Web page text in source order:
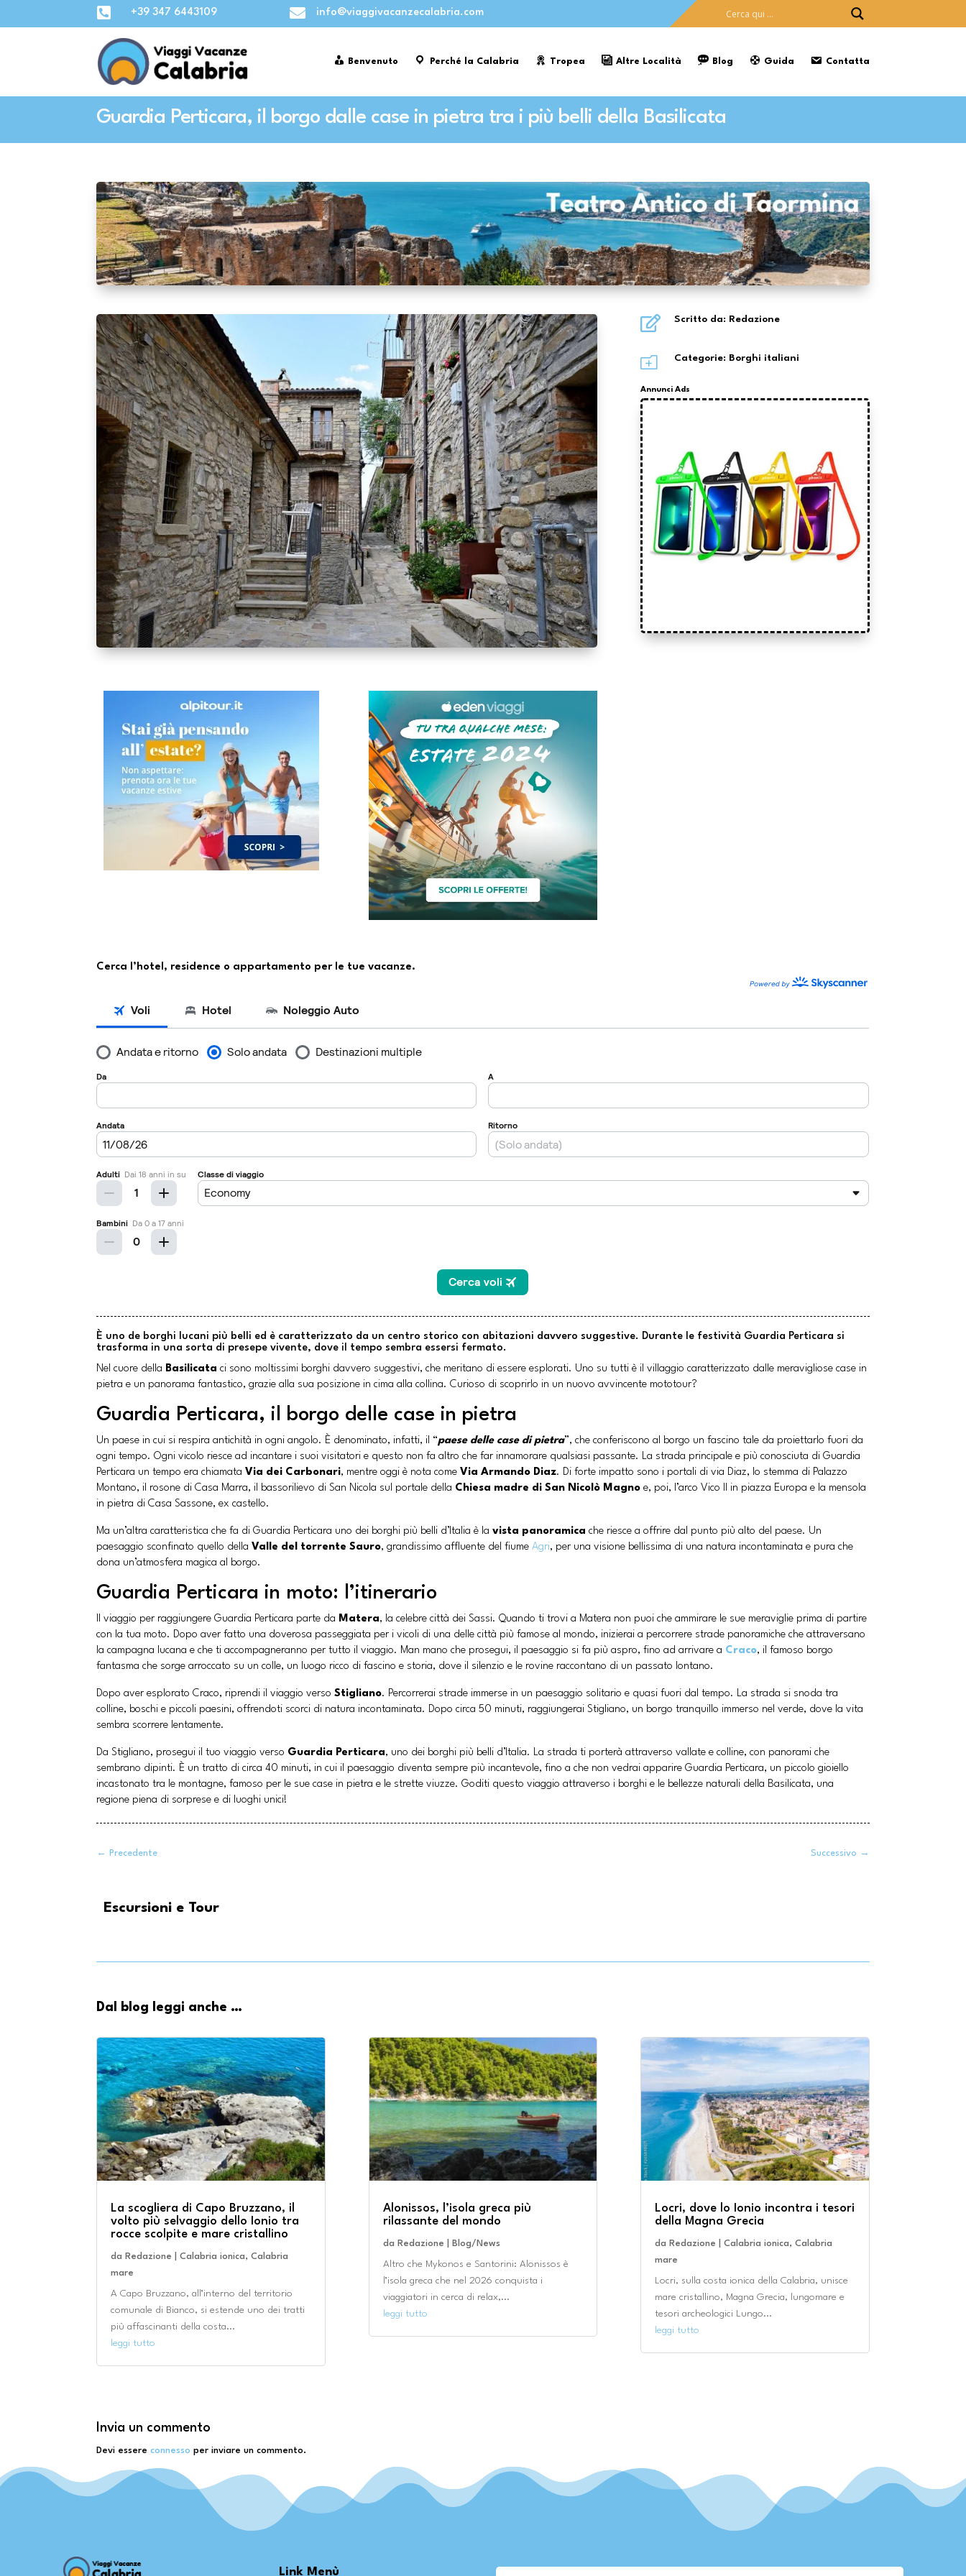
 +39 347 6443109  info@viaggivacanzecalabria.com
Benvenuto Perché la Calabria Tropea Altre Località Blog Guida Contatta
Guardia Perticara, il borgo dalle case in pietra tra i più belli della Basilicata
 Scritto da: Redazione
o Categorie: Borghi italiani
Annunci Ads
Cerca l’hotel, residence o appartamento per le tue vacanze.
È uno de borghi lucani più belli ed è caratterizzato da un centro storico con abitazioni davvero suggestive. Durante le festività Guardia Perticara si
trasforma in una sorta di presepe vivente, dove il tempo sembra essersi fermato.
Nel cuore della Basilicata ci sono moltissimi borghi davvero suggestivi, che meritano di essere esplorati. Uno su tutti è il villaggio caratterizzato dalle meravigliose case in
pietra e un panorama fantastico, grazie alla sua posizione in cima alla collina. Curioso di scoprirlo in un nuovo avvincente mototour?
Guardia Perticara, il borgo delle case in pietra
Un paese in cui si respira antichità in ogni angolo. È denominato, infatti, il “paese delle case di pietra”, che conferiscono al borgo un fascino tale da proiettarlo fuori da
ogni tempo. Ogni vicolo riesce ad incantare i suoi visitatori e questo non fa altro che far innamorare qualsiasi passante. La strada principale e più conosciuta di Guardia
Perticara un tempo era chiamataVia dei Carbonari, mentre oggi è nota comeVia Armando Diaz. Di forte impatto sono i portali di via Diaz, lo stemma di Palazzo
Montano, il rosone di Casa Marra, il bassorilievo di San Nicola sul portale della Chiesa madre di San Nicolò Magno e, poi, l’arco Vico II in piazza Europa e la mensola
in pietra di Casa Sassone, ex castello.
Ma un’altra caratteristica che fa di Guardia Perticara uno dei borghi più belli d’Italia è lavista panoramica che riesce a offrire dal punto più alto del paese. Un
paesaggio sconfinato quello dellaValle del torrente Sauro, grandissimo affluente del fiumeAgri, per una visione bellissima di una natura incontaminata e pura che
dona un’atmosfera magica al borgo.
Guardia Perticara in moto: l’itinerario
Il viaggio per raggiungere Guardia Perticara parte da Matera, la celebre città dei Sassi. Quando ti trovi a Matera non puoi che ammirare le sue meraviglie prima di partire
con la tua moto. Dopo aver fatto una doverosa passeggiata per i vicoli di una delle città più famose al mondo, inizierai a percorrere strade panoramiche che attraversano
la campagna lucana e che ti accompagneranno per tutto il viaggio. Man mano che prosegui, il paesaggio si fa più aspro, fino ad arrivare a Craco, il famoso borgo
fantasma che sorge arroccato su un colle, un luogo ricco di fascino e storia, dove il silenzio e le rovine raccontano di un passato lontano.
Dopo aver esplorato Craco, riprendi il viaggio versoStigliano. Percorrerai strade immerse in un paesaggio solitario e quasi fuori dal tempo. La strada si snoda tra
colline, boschi e piccoli paesini, offrendoti scorci di natura incontaminata. Dopo circa 50 minuti, raggiungerai Stigliano, un borgo tranquillo immerso nel verde, dove la vita
sembra scorrere lentamente.
Da Stigliano, prosegui il tuo viaggio verso Guardia Perticara, uno dei borghi più belli d’Italia. La strada ti porterà attraverso vallate e colline, con panorami che
sembrano dipinti. È un tratto di circa 40 minuti, in cui il paesaggio diventa sempre più incantevole, fino a che non vedrai apparire Guardia Perticara, un piccolo gioiello
incastonato tra le montagne, famoso per le sue case in pietra e le strette viuzze. Goditi questo viaggio attraverso i borghi e le bellezze naturali della Basilicata, una
regione piena di sorprese e di luoghi unici!
← Precedente Successivo →
Escursioni e Tour
Dal blog leggi anche …
La scogliera di Capo Bruzzano, il
volto più selvaggio dello Ionio tra
rocce scolpite e mare cristallino
da Redazione |Calabria ionica,Calabria
mare
A Capo Bruzzano, all’interno del territorio
comunale di Bianco, si estende uno dei tratti
più affascinanti della costa...
leggi tutto
Alonissos, l’isola greca più
rilassante del mondo
da Redazione Blog/News
Altro che Mykonos e Santorini: Alonissos è
l’isola greca che nel 2026 conquista i
viaggiatori in cerca di relax,...
leggi tutto
Locri, dove lo Ionio incontra i tesori
della Magna Grecia
da Redazione Calabria ionica, Calabria
mare
Locri, sulla costa ionica della Calabria, unisce
mare cristallino, Magna Grecia, lungomare e
tesori archeologici Lungo...
leggi tutto
Invia un commento
Devi essereconnesso per inviare un commento.
Link Menù